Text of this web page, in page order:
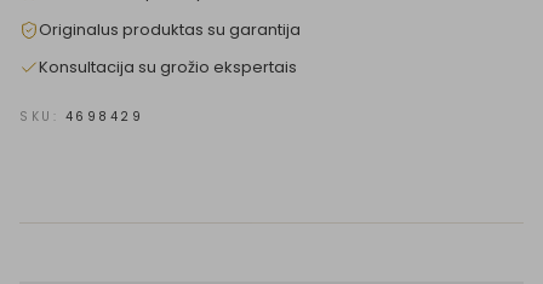
Originalus produktas su garantija
Konsultacija su grožio ekspertais
SKU: 4698429